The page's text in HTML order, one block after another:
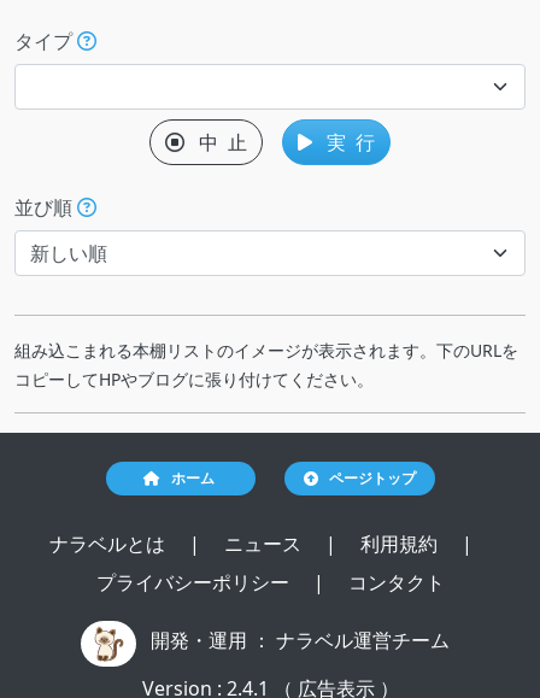
タイプ
中 止 実 行
並び順
組み込こまれる本棚リストのイメージが表示されます。下のURLを
コピーしてHPやブログに張り付けてください。
ホーム ページトップ
ナラベルとは | ニュース | 利用規約
|
プライバシーポリシー
| コンタクト
開発・運用 ： ナラベル運営チーム
Version : 2.4.1 （ 広告表示 ）